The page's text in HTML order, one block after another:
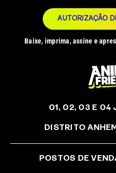
AUTORIZAÇÃO
Baixe, imprima, assine e
01, 02, 03 E 04
DISTRITO
POSTOS DE